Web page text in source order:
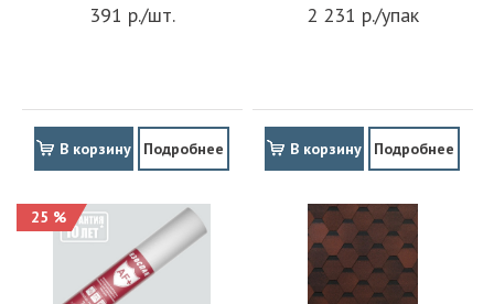
391 р./шт.
В корзину Подробнее
2 231 р./упак
В корзину Подробнее
25 %